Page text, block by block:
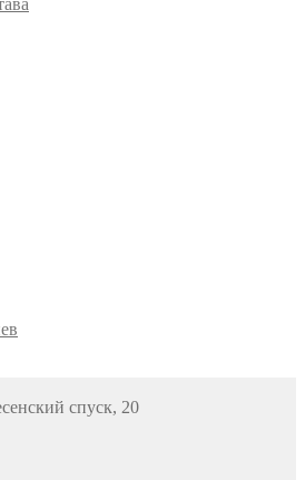
спуск, 20